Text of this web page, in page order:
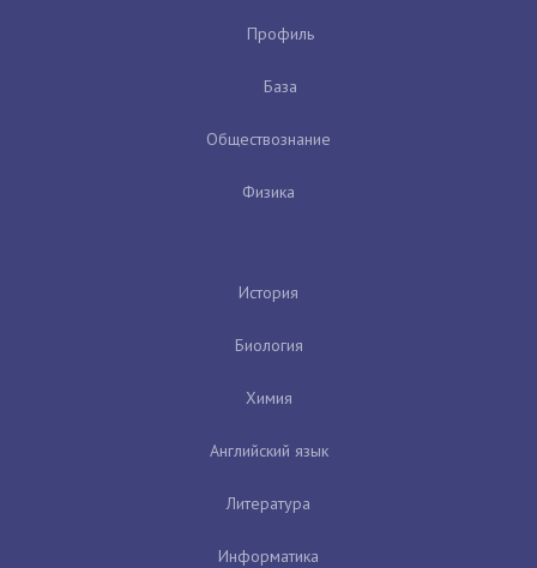
Профиль
База
Обществознание
Физика
История
Биология
Химия
Английский язык
Литература
Информатика